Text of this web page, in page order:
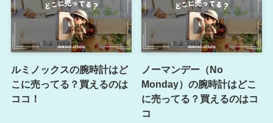
ルミノックスの腕時計はど
こに売ってる？買えるのは
ココ！
ノーマンデー（No
Monday）の腕時計はどこ
に売ってる？買えるのはコ
コ